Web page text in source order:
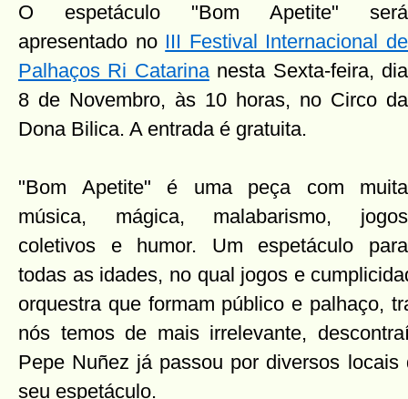
O espetáculo "Bom Apetite" será
apresentado no III Festival Internacional de
Palhaços Ri Catarinanesta Sexta-feira, dia
8 de Novembro, às 10 horas, no Circo da
Dona Bilica. A entrada é gratuita.
"Bom Apetite" é uma peça com muita
música, mágica, malabarismo, jogos
coletivos e humor. Um espetáculo para
todas as idades, no qual jogos e
orquestra que formam público e palhaço,
nós temos de mais irrelevante,
Pepe Nuñez já passou por diversos
seu espetáculo.